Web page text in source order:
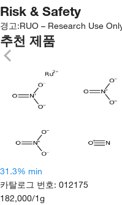
Risk & Safety
경고:RUO – Research Use
추천 제품
31.3% min
카탈로그 번호: 012175
182,000/1g